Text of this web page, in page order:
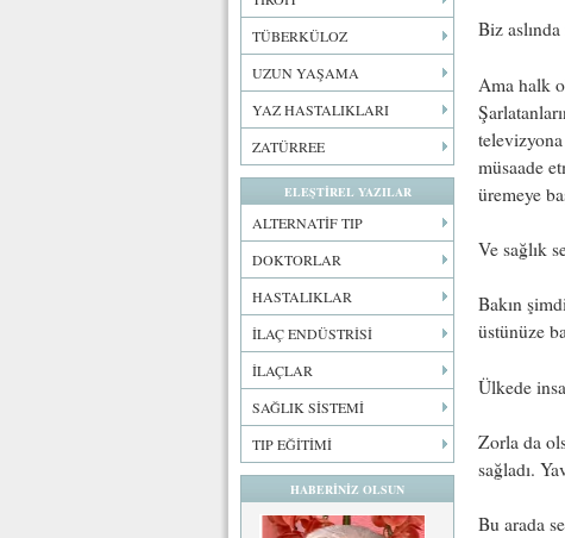
TÜBERKÜLOZ
UZUN YAŞAMA
YAZ HASTALIKLARI
ZATÜRREE
ELEŞTİREL YAZILAR
ALTERNATİF TIP
DOKTORLAR
HASTALIKLAR
İLAÇ ENDÜSTRİSİ
İLAÇLAR
SAĞLIK SİSTEMİ
TIP EĞİTİMİ
HABERİNİZ OLSUN
Biz
Ama halk
televizyona
müsaade
üremeye
Ve sağlık
Bakın
üstünüze
Ülkede
Zorla da
sağladı.
Bu arada